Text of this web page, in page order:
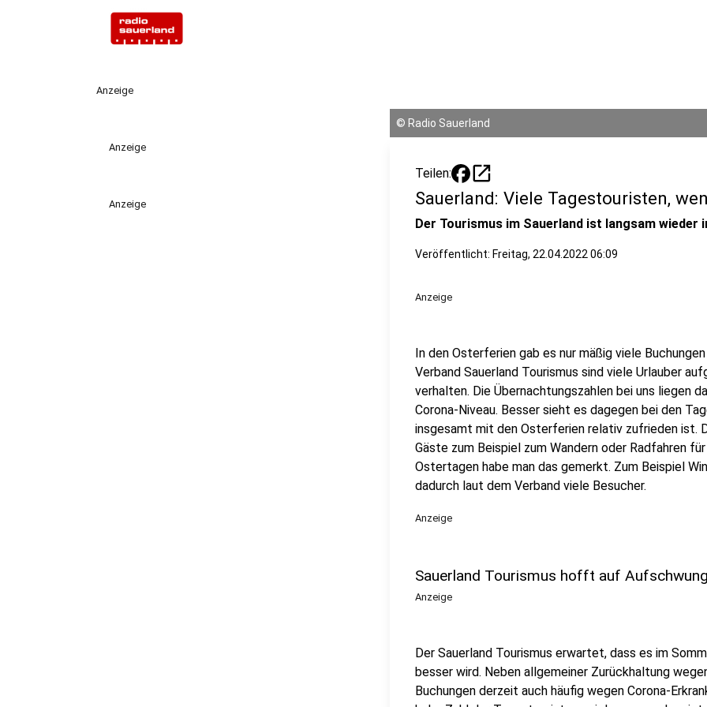
Anzeige
Anzeige
Anzeige
© Radio Sauerland
Teilen: open_in_new
Sauerland: Viele Tagestouristen,
Der Tourismus im Sauerland ist langsam wieder
Veröffentlicht: Freitag, 22.04.2022 06:09
Anzeige
In den Osterferien gab es nur mäßig viele
Verband Sauerland Tourismus sind viele Urlauber
verhalten. Die Übernachtungszahlen bei uns liegen
Corona-Niveau. Besser sieht es dagegen bei den
insgesamt mit den Osterferien relativ zufrieden ist.
Gäste zum Beispiel zum Wandern oder Radfahren
Ostertagen habe man das gemerkt. Zum Beispiel
dadurch laut dem Verband viele Besucher.
Anzeige
Sauerland Tourismus hofft auf
Anzeige
Der Sauerland Tourismus erwartet, dass es im
besser wird. Neben allgemeiner Zurückhaltung
Buchungen derzeit auch häufig wegen Corona-